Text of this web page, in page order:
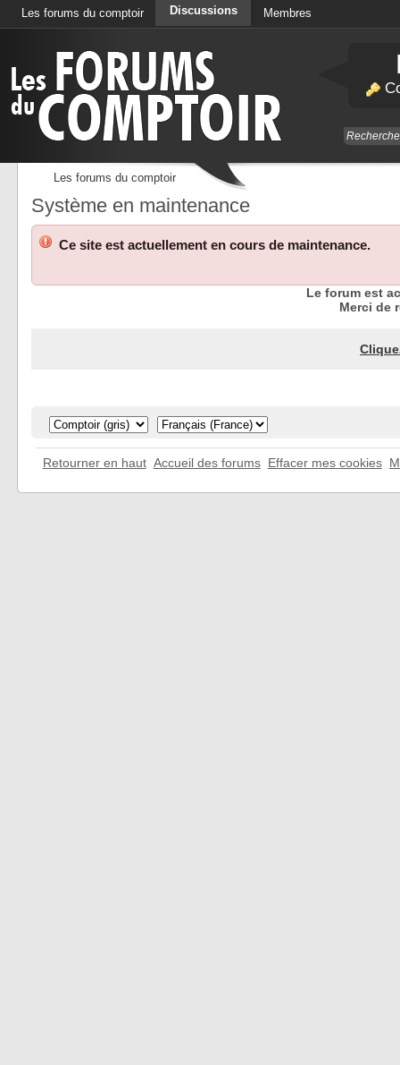
Les forums du comptoir Discussions Membres
Les forums du comptoir
Système en maintenance
Ce site est actuellement en cours de maintenance.
Le forum est
Merci de
Retourner en haut Accueil des forums Effacer mes cookies